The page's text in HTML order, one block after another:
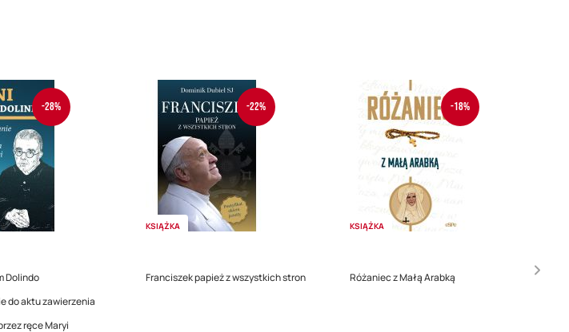
-28%
Dolindo
do aktu zawierzenia
ręce Maryi
-22%
KSIĄŻKA
Franciszek papież z wszystkich stron
-18%
KSIĄŻKA
Różaniec z Małą Arabką